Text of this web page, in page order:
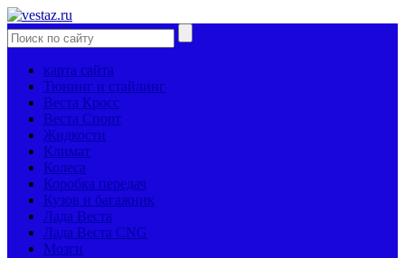
карта сайта
Тюнинг и стайлинг
Веста Кросс
Веста Спорт
Жидкости
Климат
Колеса
Коробка передач
Кузов и багажник
Лада Веста
Лада Веста CNG
Мозги